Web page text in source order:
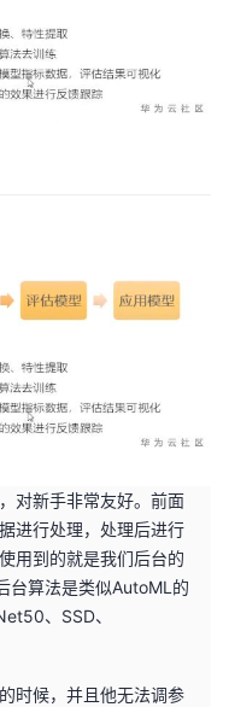
对新手非常友好。前面
进行处理，处理后进行
用到的就是我们后台的
台算法是类似AutoML的
、SSD、
时候，并且他无法调参